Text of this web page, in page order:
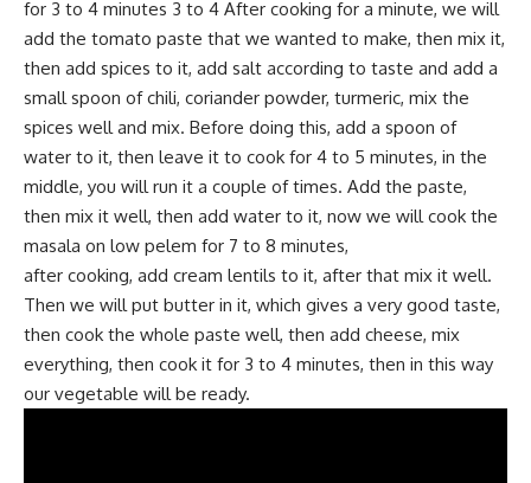
for 3 to 4 minutes 3 to 4 After cooking for a minute, we will
add the tomato paste that we wanted to make, then mix it,
then add spices to it, add salt according to taste and add a
small spoon of chili, coriander powder, turmeric, mix the
spices well and mix. Before doing this, add a spoon of
water to it, then leave it to cook for 4 to 5 minutes, in the
middle, you will run it a couple of times. Add the paste,
then mix it well, then add water to it, now we will cook the
masala on low pelem for 7 to 8 minutes,
after cooking, add cream lentils to it, after that mix it well.
Then we will put butter in it, which gives a very good taste,
then cook the whole paste well, then add cheese, mix
everything, then cook it for 3 to 4 minutes, then in this way
our vegetable will be ready.